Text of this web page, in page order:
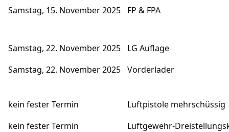
Samstag, 15. November 2025
FP & FPA
Samstag, 22. November 2025
LG Auflage
Samstag, 22. November 2025 Vorderlader
kein fester Termin
Luftpistole mehrschüssig
kein fester Termin
Luftgewehr-